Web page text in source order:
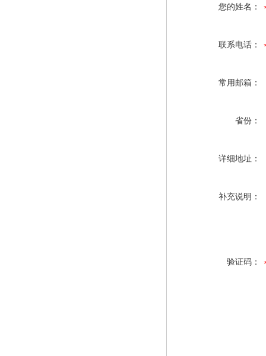
您的姓名：
联系电话：
常用邮箱：
省份：
详细地址：
补充说明：
验证码：